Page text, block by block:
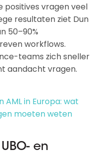
positives vragen veel
resultaten ziet Dun
50–90%
workflows.
teams zich sneller
aandacht vragen.
in Europa: wat
moeten weten
en